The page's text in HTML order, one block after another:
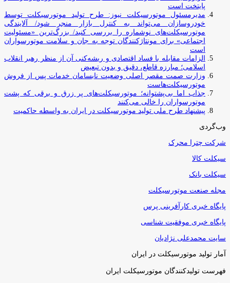
پایتخت است
مدیرمسئول موتورسیکلت نیوز: طرح تولید موتورسیکلت توسط
خودروسازان می‌تواند به کنترل بازار منجر شود/ آلایندگی
موتورسیکلت‌های نوشماره را بررسی کنید/ بزرگ‌ترین «مسئولیت
اجتماعی» برای مونتاژکنندگان توجه به جان و سلامت موتورسواران
است
الزامات مقابله با فساد اقتصادی و ریشه‌کنی آن از منظر رهبر انقلاب
اسلامی؛ مبارزه قاطع، دقیق و بدون تبعیض
وزارت صمت مقصر اصلی وضعیت نابسامان خدمات پس از فروش
موتورسیکلت‌هاست
جذاب اما بی‌پشتوانه؛ موتورسیکلت‌های پر زرق‌ و برقی که پشت
موتورسواران را خالی می‌کنند
پیشنهاد طرح ملی تولید موتورسیکلت در ایران به واسطه حاکمیت
وب‌گردی
شرکت چترا محرک
سیکلت کالا
سیکلت بانک
مجله صنعت موتورسیکلت
پایگاه خبری کارآفرینی پرس
پایگاه خبری موفقیت شناسی
سایت محمدعلی نژادیان
آمار تولید موتورسیکلت در ایران
فهرست تولیدکنندگان موتورسیکلت ایران